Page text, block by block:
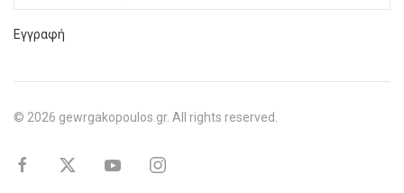
Εγγραφή
© 2026 gewrgakopoulos.gr. All rights reserved.